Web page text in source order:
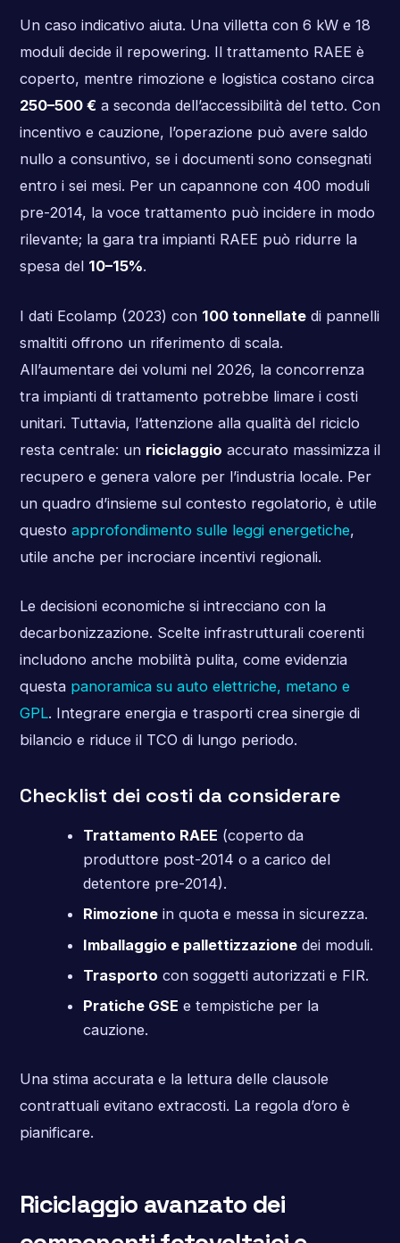
Un caso indicativo aiuta. Una villetta con 6 kW e 18
moduli decide il repowering. Il trattamento RAEE è
coperto, mentre rimozione e logistica costano circa
250–500 €a seconda dell’accessibilità del tetto. Con
incentivo e cauzione, l’operazione può avere saldo
nullo a consuntivo, se i documenti sono consegnati
entro i sei mesi. Per un capannone con 400 moduli
pre-2014, la voce trattamento può incidere in modo
rilevante; la gara tra impianti RAEE può ridurre la
spesa del 10–15%.
I dati Ecolamp (2023) con 100 tonnellatedi pannelli
smaltiti offrono un riferimento di scala.
All’aumentare dei volumi nel 2026, la concorrenza
tra impianti di trattamento potrebbe limare i costi
unitari. Tuttavia, l’attenzione alla qualità del riciclo
resta centrale: un riciclaggio accurato massimizza il
recupero e genera valore per l’industria locale. Per
un quadro d’insieme sul contesto regolatorio, è utile
questo approfondimento sulle leggi energetiche,
utile anche per incrociare incentivi regionali.
Le decisioni economiche si intrecciano con la
decarbonizzazione. Scelte infrastrutturali coerenti
includono anche mobilità pulita, come evidenzia
questa panoramica su auto elettriche, metano e
GPL. Integrare energia e trasporti crea sinergie di
bilancio e riduce il TCO di lungo periodo.
Checklist dei costi da considerare
Trattamento RAEE (coperto da
produttore post-2014 o a carico del
detentore pre-2014).
Rimozionein quota e messa in sicurezza.
Imballaggio e pallettizzazionedei moduli.
Trasporto con soggetti autorizzati e FIR.
Pratiche GSE e tempistiche per la
cauzione.
Una stima accurata e la lettura delle clausole
contrattuali evitano extracosti. La regola d’oro è
pianificare.
Riciclaggio avanzato dei